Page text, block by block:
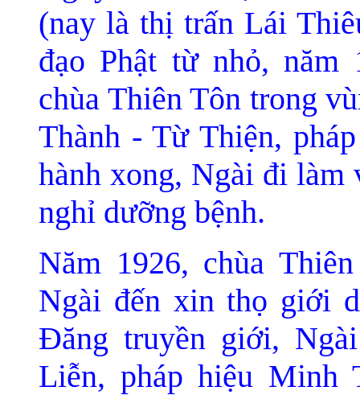
(nay là thị trấn Lái
đạo Phật từ nhỏ, năm
chùa Thiên Tôn trong
Thành - Từ Thiện,
hành xong, Ngài đi làm
nghỉ dưỡng bệnh.
Năm 1926, chùa
Ngài đến xin thọ giới
Đăng truyền giới,
Liễn, pháp hiệu Minh